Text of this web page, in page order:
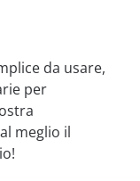
da usare,
per
meglio il